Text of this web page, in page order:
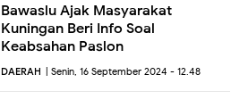
Bawaslu Ajak Masyarakat
Kuningan Beri Info Soal
Keabsahan Paslon
DAERAH | Senin, 16 September 2024 - 12.48